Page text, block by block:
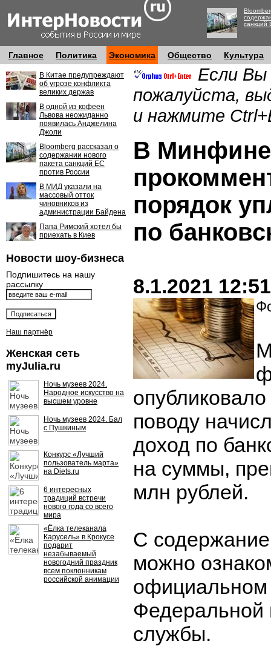
санкций
Главное Политика Экономика Общество Культура
В Китае предупреждают
об угрозе конфликта
великих держав
В одной из кофеен
Львова неожиданно
появилась Анджелина
Джоли
Bloomberg рассказал о
содержании нового
пакета санкций ЕС
против России
В МИД указали на
массовый отток
чиновников из
администрации Байдена
Папа Римский хотел бы
приехать в Киев
Новости шоу-бизнеса
Подпишитесь на нашу
рассылку
Наш партнёр
Женская сеть
myJulia.ru
Ночь музеев 2024.
Народное искусство на
высшем уровне
Ночь музеев 2024. Бал
с Пушкиным
Конкурс «Лучший
пользователь марта»
на Diets.ru
6 интересных
традиций встречи
нового года со всего
мира
«Ёлка телеканала
Карусель» в Крокусе
подарит
незабываемый
новогодний праздник
всем поклонникам
российской анимации
Если Вы
пожалуйста,
и нажмите
В Минфине
порядок
по
8.1.2021 12:51
поводу
доход по
на суммы,
млн рублей.
С
можно
официальном
Федеральной
службы.